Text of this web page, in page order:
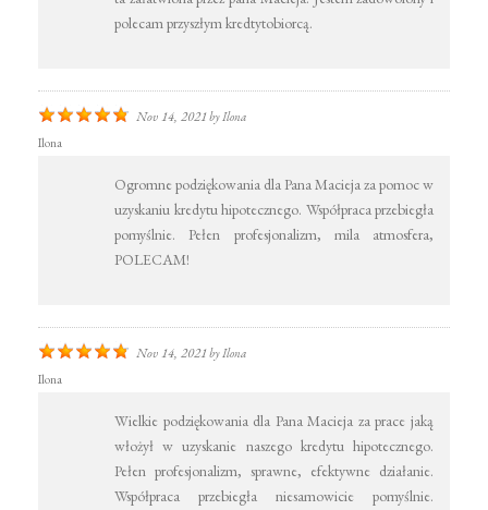
polecam przyszłym kredtytobiorcą.
Nov 14, 2021byIlona
Ilona
Ogromne podziękowania dla Pana Macieja za pomoc w
uzyskaniu kredytu hipotecznego. Współpraca przebiegła
pomyślnie. Pełen profesjonalizm, mila atmosfera,
POLECAM!
Nov 14, 2021byIlona
Ilona
Wielkie podziękowania dla Pana Macieja za prace jaką
włożył w uzyskanie naszego kredytu hipotecznego.
Pełen profesjonalizm, sprawne, efektywne działanie.
Współpraca przebiegła niesamowicie pomyślnie.